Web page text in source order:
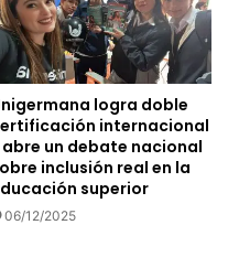
logra doble
internacional
abre un debate nacional
inclusión real en la
superior
06/12/2025